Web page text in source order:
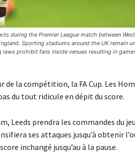
during the Premier League match between
Sporting stadiums around the UK remain
prohibit fans inside venues resulting in
de la compétition, la FA Cup. Les
du tout ridicule en dépit du score.
Leeds prendra les commandes du
ses attaques jusqu’à obtenir
inchangé jusqu’au à la pause.